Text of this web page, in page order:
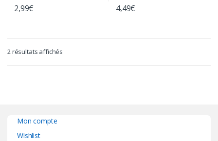
2,99€ 4,49€
2 résultats affichés
Mon compte
Wishlist